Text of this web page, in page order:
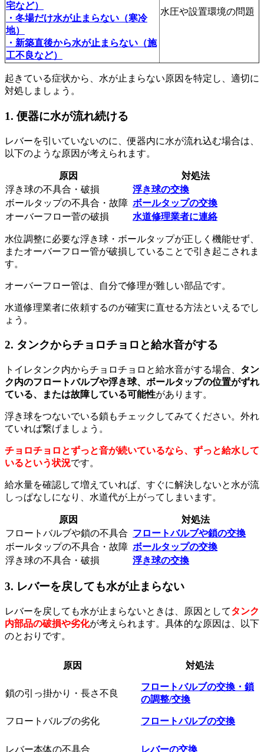
宅など）
・冬場だけ水が止まらない（寒冷
地）
・新築直後から水が止まらない（施
工不良など）
水圧や設置環境の問題
起きている症状から、水が止まらない原因を特定し、適切に
対処しましょう。
1. 便器に水が流れ続ける
レバーを引いていないのに、便器内に水が流れ込む場合は、
以下のような原因が考えられます。
原因
対処法
浮き球の不具合・破損
浮き球の交換
ボールタップの不具合・故障 ボールタップの交換
オーバーフロー菅の破損
水道修理業者に連絡
水位調整に必要な浮き球・ボールタップが正しく機能せず、
またオーバーフロー管が破損していることで引き起こされま
す。
オーバーフロー管は、自分で修理が難しい部品です。
水道修理業者に依頼するのが確実に直せる方法といえるでし
ょう。
2. タンクからチョロチョロと給水音がする
トイレタンク内からチョロチョロと給水音がする場合、 タン
ク内のフロートバルブや浮き球、ボールタップの位置がずれ
ている、または故障している可能性があります。
浮き球をつないでいる鎖もチェックしてみてください。外れ
ていれば繋げましょう。
チョロチョロとずっと音が続いているなら、ずっと給水して
いるという状況です。
給水量を確認して増えていれば、すぐに解決しないと水が流
しっぱなしになり、水道代が上がってしまいます。
原因
対処法
フロートバルブや鎖の不具合 フロートバルブや鎖の交換
ボールタップの不具合・故障 ボールタップの交換
浮き球の不具合・破損
浮き球の交換
3. レバーを戻しても水が止まらない
レバーを戻しても水が止まらないときは、原因としてタンク
内部品の破損や劣化が考えられます。具体的な原因は、以下
のとおりです。
原因 対処法
鎖の引っ掛かり・長さ不良
フロートバルブの交換・鎖
の調整/交換
フロートバルブの劣化 フロートバルブの交換
レバー本体の不具合 レバーの交換